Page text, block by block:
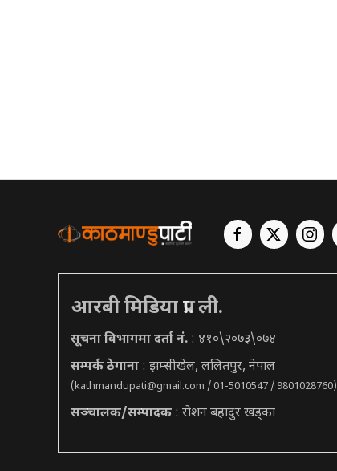
आरबी मिडिया प्रा. ली.
सूचना विभागमा दर्ता नं. : ४१०\२०७३\०७४
सम्पर्क ठेगाना : झम्सीखेल, ललितपुर, नेपाल
(kathmandupati@gmail.com / 01-5010547 / 9801028760)
सञ्चालक/सम्पादक : रोशन बहादुर खड्का